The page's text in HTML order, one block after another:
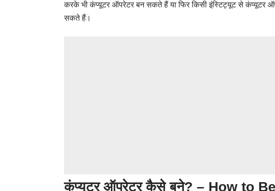
करके भी कंप्यूटर ऑपरेटर बन सकते हैं या फिर किसी इंस्टिट्यूट से कंप्यूटर
सकते हैं।
कंप्यूटर ऑपरेटर कैसे बने? – How to